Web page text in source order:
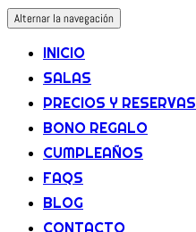
Alternar la navegación
INICIO
SALAS
PRECIOS Y RESERVAS
BONO REGALO
CUMPLEAÑOS
FAQS
BLOG
CONTACTO